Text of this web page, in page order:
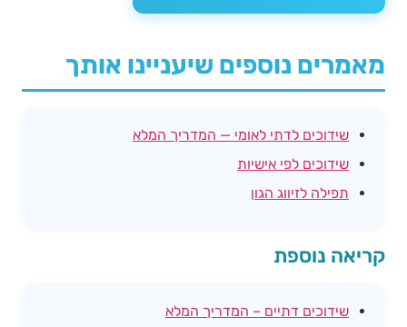
מאמרים נוספים שיעניינו אותך
שידוכים לדתי לאומי — המדריך המלא
שידוכים לפי אישיות
תפילה לזיווג הגון
קריאה נוספת
שידוכים דתיים – המדריך המלא